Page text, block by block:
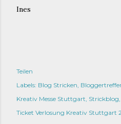
Ines
Teilen
Labels: Blog Stricken
Kreativ Messe Stuttgart Strickblog
Ticket Verlosung Kreativ Stuttgart